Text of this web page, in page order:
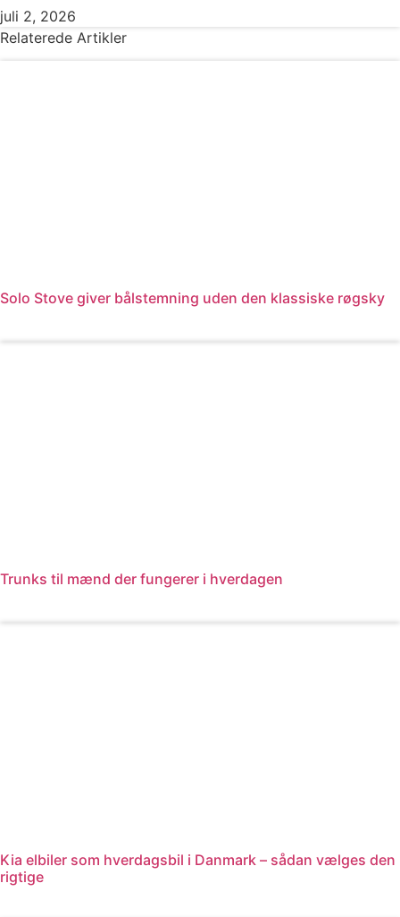
juli 2, 2026
Relaterede Artikler
Solo Stove giver bålstemning uden den klassiske røgsky
Trunks til mænd der fungerer i hverdagen
Kia elbiler som hverdagsbil i Danmark – sådan vælges den
rigtige